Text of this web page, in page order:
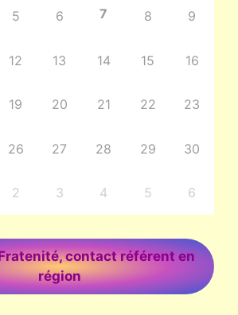
5 6 7 8 9
12 13 14 15 16
19 20 21 22 23
26 27 28 29 30
2 3 4 5 6
contact référent en
région